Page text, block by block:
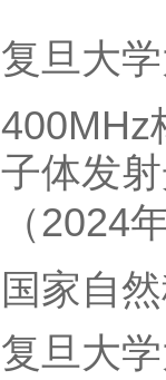
复旦大
400MHz
子体发
（ 2024
国家自
复旦大